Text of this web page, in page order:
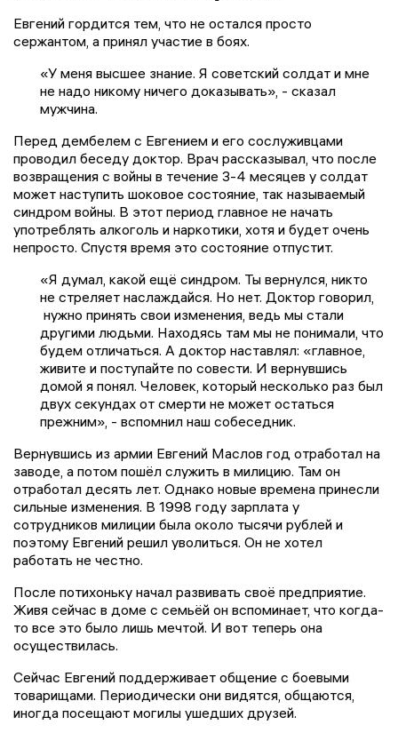
Евгений гордится тем, что не остался просто
сержантом, а принял участие в боях.
«У меня высшее знание. Я советский солдат и мне
не надо никому ничего доказывать», - сказал
мужчина.
Перед дембелем с Евгением и его сослуживцами
проводил беседу доктор. Врач рассказывал, что после
возвращения с войны в течение 3-4 месяцев у солдат
может наступить шоковое состояние, так называемый
синдром войны. В этот период главное не начать
употреблять алкоголь и наркотики, хотя и будет очень
непросто. Спустя время это состояние отпустит.
«Я думал, какой ещё синдром. Ты вернулся, никто
не стреляет наслаждайся. Но нет. Доктор говорил,
нужно принять свои изменения, ведь мы стали
другими людьми. Находясь там мы не понимали, что
будем отличаться. А доктор наставлял: «главное,
живите и поступайте по совести. И вернувшись
домой я понял. Человек, который несколько раз был
двух секундах от смерти не может остаться
прежним», - вспомнил наш собеседник.
Вернувшись из армии Евгений Маслов год отработал на
заводе, а потом пошёл служить в милицию. Там он
отработал десять лет. Однако новые времена принесли
сильные изменения. В 1998 году зарплата у
сотрудников милиции была около тысячи рублей и
поэтому Евгений решил уволиться. Он не хотел
работать не честно.
После потихоньку начал развивать своё предприятие.
Живя сейчас в доме с семьёй он вспоминает, что когда-
то все это было лишь мечтой. И вот теперь она
осуществилась.
Сейчас Евгений поддерживает общение с боевыми
товарищами. Периодически они видятся, общаются,
иногда посещают могилы ушедших друзей.